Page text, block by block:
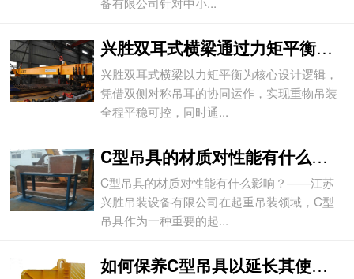
兴胜双耳式横梁通过力矩平衡实现重物平稳吊
兴胜双耳式横梁以力矩平衡为核心设计逻辑，
凭借双侧对称吊耳的协同运作，实现重物吊装
全程平稳可控，同时通...
C型吊具的材质对性能有什么影响？
C型吊具的材质对性能有什么影响？——江苏
兴胜吊装设备有限公司在起重吊装领域，C型
吊具作为一种重要的起...
如何保养C型吊具以延长其使用寿命？